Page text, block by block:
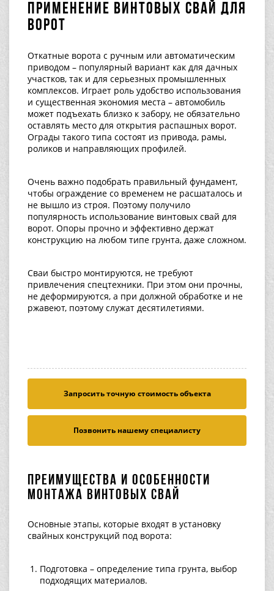
Применение винтовых свай для
ворот
Откатные ворота с ручным или автоматическим
приводом – популярный вариант как для дачных
участков, так и для серьезных промышленных
комплексов. Играет роль удобство использования
и существенная экономия места – автомобиль
может подъехать близко к забору, не обязательно
оставлять место для открытия распашных ворот.
Ограды такого типа состоят из привода, рамы,
роликов и направляющих профилей.
Очень важно подобрать правильный фундамент,
чтобы ограждение со временем не расшаталось и
не вышло из строя. Поэтому получило
популярность использование винтовых свай для
ворот. Опоры прочно и эффективно держат
конструкцию на любом типе грунта, даже сложном.
Сваи быстро монтируются, не требуют
привлечения спецтехники. При этом они прочны,
не деформируются, а при должной обработке и не
ржавеют, поэтому служат десятилетиями.
Запросить точную стоимость объекта
Позвонить нашему специалисту
Преимущества и особенности
монтажа винтовых свай
Основные этапы, которые входят в установку
свайных конструкций под ворота:
Подготовка – определение типа грунта, выбор
подходящих материалов.